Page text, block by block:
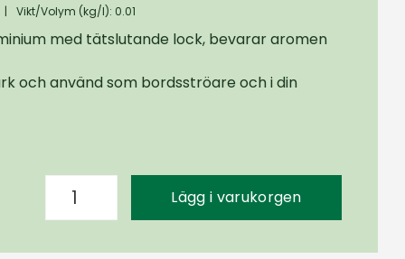
| Vikt/Volym (kg/l): 0.01
med tätslutande lock, bevarar aromen
och använd som bordsströare och i din
Lägg i varukorgen